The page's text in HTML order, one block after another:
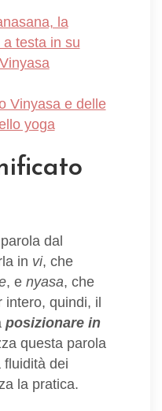
la
testa in su
Vinyasa e delle
yoga
dal
in vi, che
, e nyasa, che
intero, quindi, il
posizionare in
questa parola
fluidità dei
la pratica.